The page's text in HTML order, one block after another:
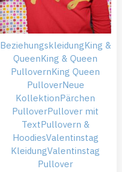
BeziehungskleidungKing &
QueenKing & Queen
PullovernKing Queen
PulloverNeue
KollektionPärchen
PulloverPullover mit
TextPullovern &
HoodiesValentinstag
KleidungValentinstag
Pullover